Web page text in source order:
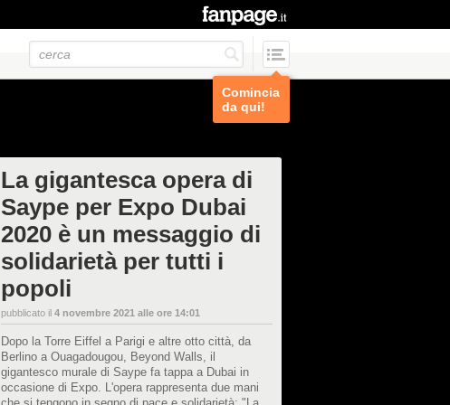
Comincia
da qui!
La gigantesca opera di
Saype per Expo Dubai
2020 è un messaggio di
solidarietà per tutti i
popoli
pubblicato il 4 novembre 2021 alle ore 14:01
Dopo la Torre Eiffel a Parigi e altre otto città, da
Berlino a Ouagadougou, Beyond Walls, il
gigantesco murale di Saype fa tappa a Dubai in
occasione di Expo. L'opera rappresenta due mani